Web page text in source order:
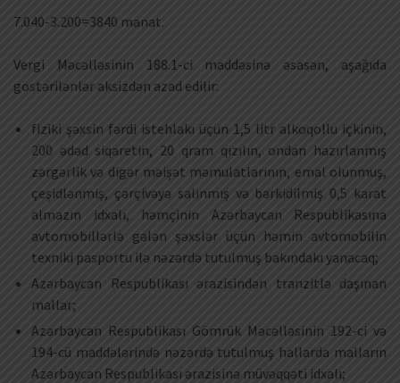
7.040-3.200=3840 manat.
Vergi Məcəlləsinin 188.1-ci maddəsinə əsasən, aşağıda
göstərilənlər aksizdən azad edilir:
fiziki şəxsin fərdi istehlakı üçün 1,5 litr alkoqollu içkinin,
200 ədəd siqaretin, 20 qram qızılın, ondan hazırlanmış
zərgərlik və digər məişət məmulatlarının, emal olunmuş,
çeşidlənmiş, çərçivəyə salınmış və bərkidilmiş 0,5 karat
almazın idxalı, həmçinin Azərbaycan Respublikasına
avtomobillərlə gələn şəxslər üçün həmin avtomobilin
texniki pasportu ilə nəzərdə tutulmuş bakındakı yanacaq;
Azərbaycan Respublikası ərazisindən tranzitlə daşınan
mallar;
Azərbaycan Respublikası Gömrük Məcəlləsinin 192-ci və
194-cü maddələrində nəzərdə tutulmuş hallarda malların
Azərbaycan Respublikası ərazisinə müvəqqəti idxalı;